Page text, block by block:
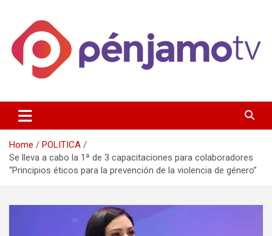
content
Penjamotv
Gto y la region.
Home
POLITICA
Se lleva a cabo la 1ª de 3 capacitaciones para colaboradores
“Principios éticos para la prevención de la violencia de género”